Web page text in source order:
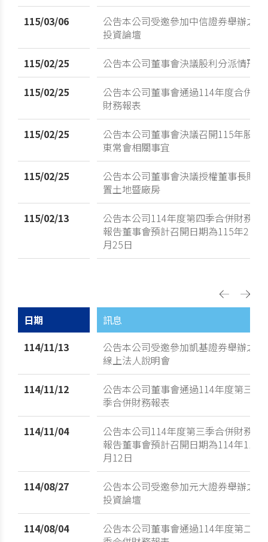
115/03/06
公告本公司受邀參加中信證券舉辦之
投資論壇
115/02/25
公告本公司董事會決議股利分派情形
115/02/25
公告本公司董事會通過114年度合併
財務報表
115/02/25
公告本公司董事會決議召開115年股
東常會相關事宜
115/02/25
公告本公司董事會決議授權董事長購
置土地暨廠房
115/02/13
公告本公司114年度第四季合併財務
報告董事會預計召開日期為115年2
月25日
日期
訊息
114/11/13
公告本公司受邀參加凱基證券舉辦之
線上法人說明會
114/11/12
公告本公司董事會通過114年度第三
季合併財務報表
114/11/04
公告本公司114年度第三季合併財務
報告董事會預計召開日期為114年11
月12日
114/08/27
公告本公司受邀參加元大證券舉辦之
投資論壇
114/08/04
公告本公司董事會通過114年度第二